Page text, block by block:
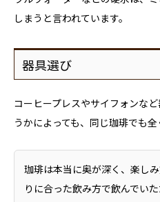
しまうと言われています。
器具選び
コーヒープレスやサイフォンな
うかによっても、同じ珈琲でも全
珈琲は本当に奥が深く、楽し
りに合った飲み方で飲んでいた